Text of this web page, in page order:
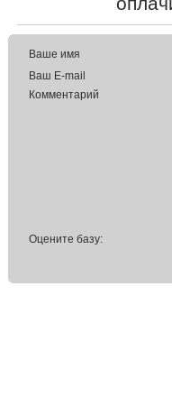
Ваше имя
Ваш E-mail
Комментарий
Оцените базу: